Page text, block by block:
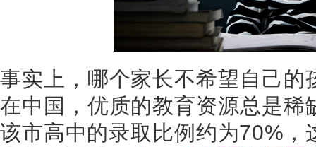
事实上，哪个家长不希望自己
在中国，优质的教育资源总是
该市高中的录取比例约为70%